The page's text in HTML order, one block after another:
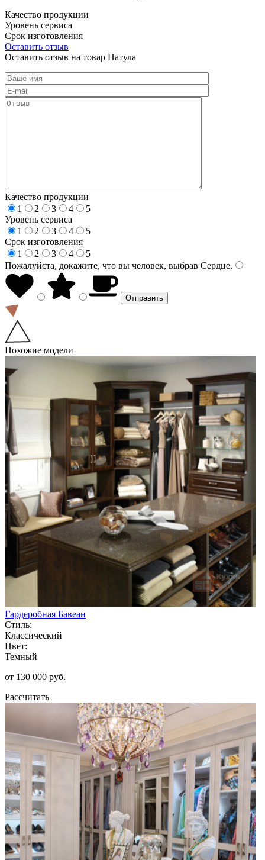
Качество продукции
Уровень сервиса
Срок изготовления
Оставить отзыв
Оставить отзыв на товар Натула
Качество продукции
1
2 3 4
5
Уровень сервиса
1
2 3 4
5
Срок изготовления
1
2 3 4
5
Пожалуйста, докажите, что вы человек, выбрав Сердце.
Похожие модели
Гардеробная Бавеан
Стиль:
Классический
Цвет:
Темный
от 130 000 руб.
Рассчитать